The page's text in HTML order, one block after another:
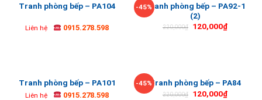
Tranh phòng bếp – PA104
Liên hệ 0915.278.598
-45%Tranh phòng bếp – PA92-1
(2)
220,000₫ 120,000₫
Tranh phòng bếp – PA101
Liên hệ 0915.278.598
-45%Tranh phòng bếp – PA84
220,000₫ 120,000₫